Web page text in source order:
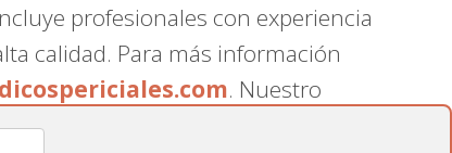
profesionales con experiencia
calidad. Para más información
. Nuestro